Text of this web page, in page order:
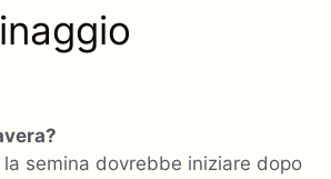
semina dovrebbe iniziare dopo